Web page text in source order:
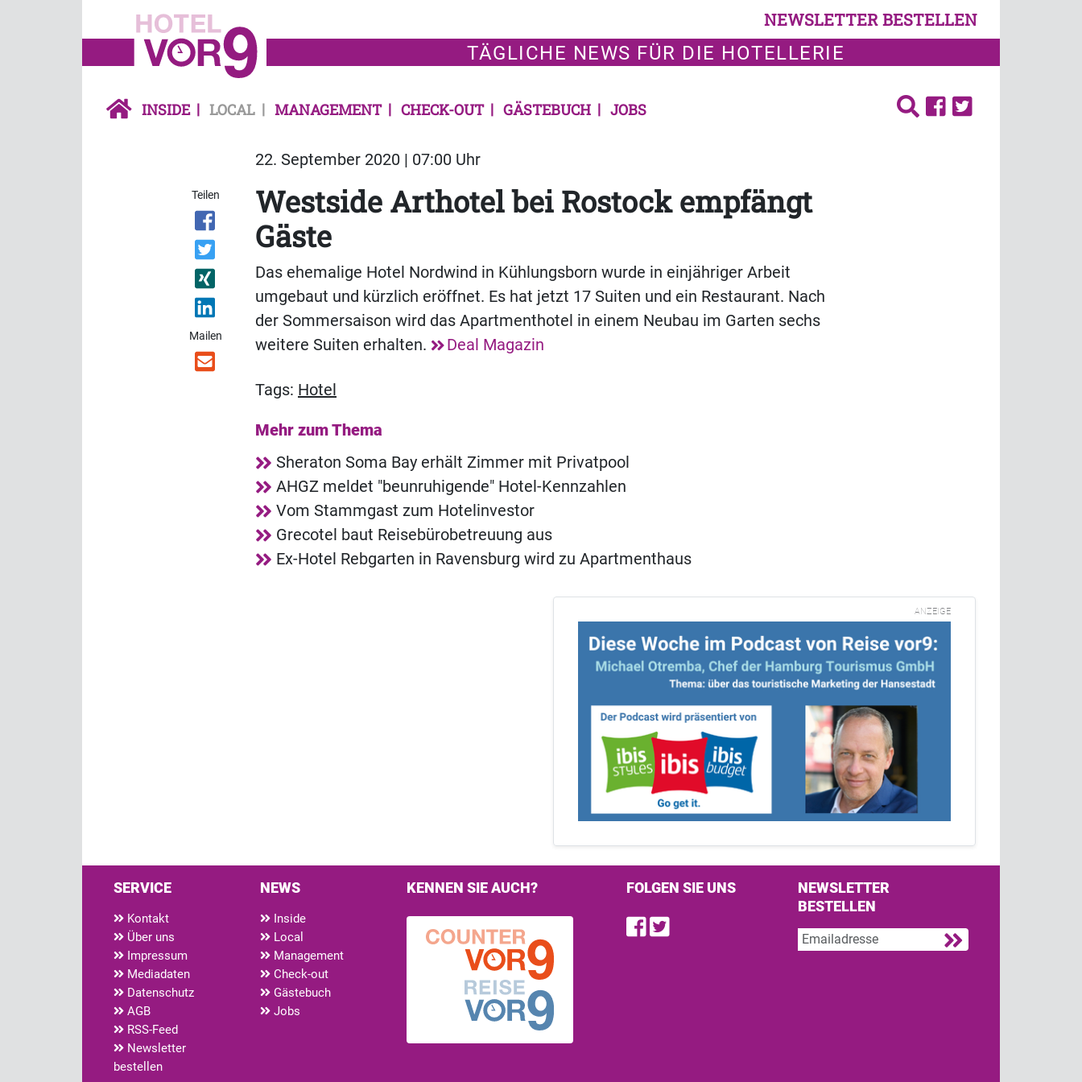
NEWSLETTER BESTELLEN
TÄGLICHE NEWS FÜR DIE HOTELLERIE
INSIDE LOCAL MANAGEMENT CHECK-OUT GÄSTEBUCH JOBS
22. September 2020 | 07:00 Uhr
Teilen
Mailen
Westside Arthotel bei Rostock empfängt
Gäste
Das ehemalige Hotel Nordwind in Kühlungsborn wurde in einjähriger Arbeit
umgebaut und kürzlich eröffnet. Es hat jetzt 17 Suiten und ein Restaurant. Nach
der Sommersaison wird das Apartmenthotel in einem Neubau im Garten sechs
weitere Suiten erhalten.
Deal Magazin
Tags: Hotel
Mehr zum Thema
Sheraton Soma Bay erhält Zimmer mit Privatpool
AHGZ meldet "beunruhigende" Hotel-Kennzahlen
Vom Stammgast zum Hotelinvestor
Grecotel baut Reisebürobetreuung aus
Ex-Hotel Rebgarten in Ravensburg wird zu Apartmenthaus
ANZEIGE
SERVICE
Kontakt
Über uns
Impressum
Mediadaten
Datenschutz
AGB
RSS-Feed
Newsletter
bestellen
NEWS
Inside
Local
Management
Check-out
Gästebuch
Jobs
KENNEN SIE AUCH? FOLGEN SIE UNS
Find us on Facebook
Follow us on Twitter
NEWSLETTER
BESTELLEN